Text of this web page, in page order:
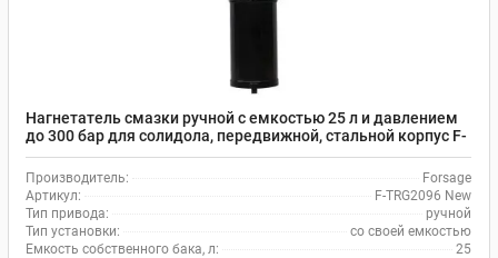
Нагнетатель смазки ручной с емкостью 25 л и давлением
до 300 бар для солидола, передвижной, стальной корпус F-
TRG2096 Forsage
Производитель:
Forsage
Артикул:
F-TRG2096 New
Тип привода:
ручной
Тип установки:
со своей емкостью
Емкость собственного бака, л:
25